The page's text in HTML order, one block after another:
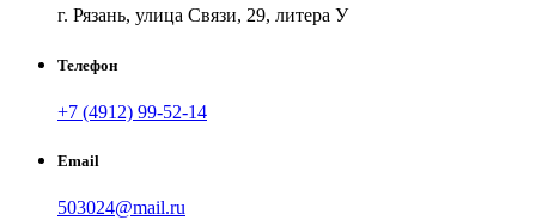
г. Рязань, улица Связи, 29, литера У
Телефон
+7 (4912) 99-52-14
Email
503024@mail.ru